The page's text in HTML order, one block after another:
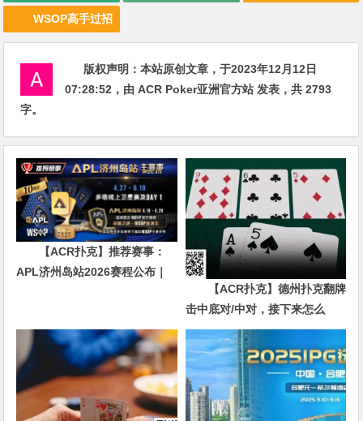
WSOP高手过招
版权声明：本站原创文章，于2023年12月12日
07:28:52 ，由ACR Poker亚洲官方站 发表，共 2793
字。
【ACR扑克】推荐赛事：
APL济州岛站2026赛程公布｜
【ACR扑克】德州扑克翻牌
击中底对/中对，接下来怎么
办？90%玩家都犯错的关键点！